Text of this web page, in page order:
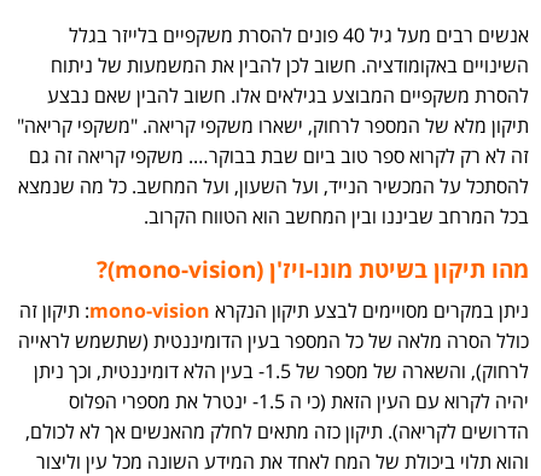
אנשים רבים מעל גיל 40 פונים להסרת משקפיים בלייזר בגלל
השינויים באקומודציה. חשוב לכן להבין את המשמעות של ניתוח
להסרת משקפיים המבוצע בגילאים אלו. חשוב להבין שאם נבצע
תיקון מלא של המספר לרחוק, ישארו משקפי קריאה. "משקפי קריאה"
זה לא רק לקרוא ספר טוב ביום שבת בבוקר…. משקפי קריאה זה גם
להסתכל על המכשיר הנייד, ועל השעון, ועל המחשב. כל מה שנמצא
בכל המרחב שביננו ובין המחשב הוא הטווח הקרוב.
מהו תיקון בשיטת מונו-ויז'ן (mono-vision)?
ניתן במקרים מסויימים לבצע תיקון הנקרא mono-vision: תיקון זה
כולל הסרה מלאה של כל המספר בעין הדומיננטית (שתשמש לראייה
לרחוק), והשארה של מספר של 1.5- בעין הלא דומיננטית, וכך ניתן
יהיה לקרוא עם העין הזאת (כי ה 1.5- ינטרל את מספרי הפלוס
הדרושים לקריאה). תיקון כזה מתאים לחלק מהאנשים אך לא לכולם,
והוא תלוי ביכולת של המח לאחד את המידע השונה מכל עין וליצור